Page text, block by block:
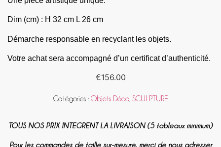
Dim (cm) : H 32 cm L 26 cm
Démarche responsable en recyclant les objets.
Votre achat sera accompagné d’un certificat d’authenticité.
€156.00
Catégories : Objets Déco, SCULPTURE
TOUS NOS PRIX INTEGRENT LA LIVRAISON (5 tableaux minimum)
Pour les commandes de taille sur-mesure, merci de nous adresser